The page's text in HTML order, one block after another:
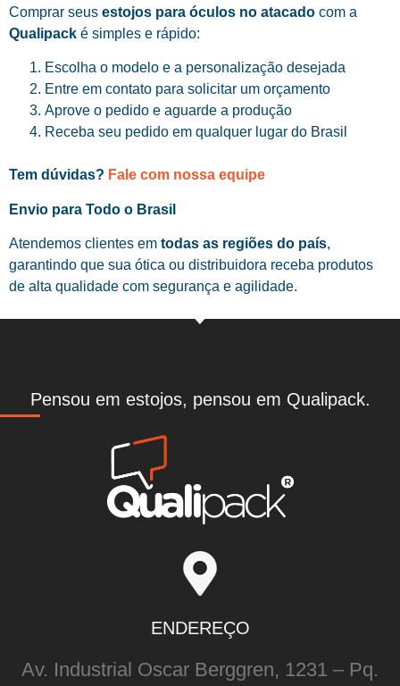
Comprar seus estojos para óculos no atacado com a
Qualipack é simples e rápido:
Escolha o modelo e a personalização desejada
Entre em contato para solicitar um orçamento
Aprove o pedido e aguarde a produção
Receba seu pedido em qualquer lugar do Brasil
Tem dúvidas? Fale com nossa equipe
Envio para Todo o Brasil
Atendemos clientes em todas as regiões do país,
garantindo que sua ótica ou distribuidora receba produtos
de alta qualidade com segurança e agilidade.
Pensou em estojos, pensou em Qualipack.
ENDEREÇO
Av. Industrial Oscar Berggren, 1231 – Pq.